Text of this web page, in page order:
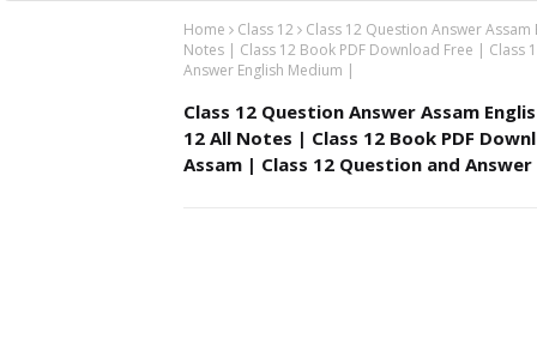
Home Class 12
Class 12 Question Answer
Notes | Class 12 Book PDF Download Free | Class
Answer English Medium |
Class 12 Question Answer Assam
12 All Notes | Class 12 Book PDF
Assam | Class 12 Question and